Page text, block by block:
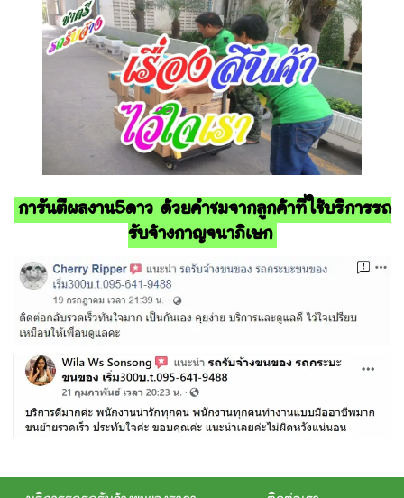
การันตีผลงาน5ดาว ด้วยคำชมจากลูกค้าที่ใช้บริการรถ
รับจ้างกาญจนาภิเษก